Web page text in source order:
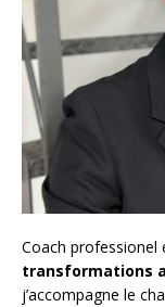
Coach professionel
transformations
j’accompagne le